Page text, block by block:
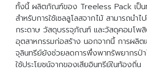
ทั้งนี้ ผลิตภัณฑ์ของ Treeless Pack เป็น
สำหรับการใช้เซลลูโลสจากไม้ สามารถนำไ
กระดาษ วัสดุบรรจุภัณฑ์ และวัสดุคอมโพ
อุตสาหกรรมก่อสร้าง นอกจากนี้ การผลิต
จุลินทรีย์ยังช่วยลดการพึ่งพาทรัพยากรป่า
ใช้ประโยชน์จากของเสียอินทรีย์ในท้องถิ่น